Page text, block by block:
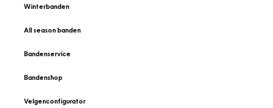
Winterbanden
All season banden
Bandenservice
Bandenshop
Velgenconfigurator